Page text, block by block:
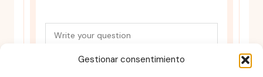
Gestionar consentimiento